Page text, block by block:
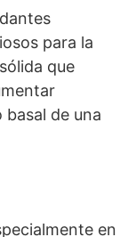
para la
que
de una
en